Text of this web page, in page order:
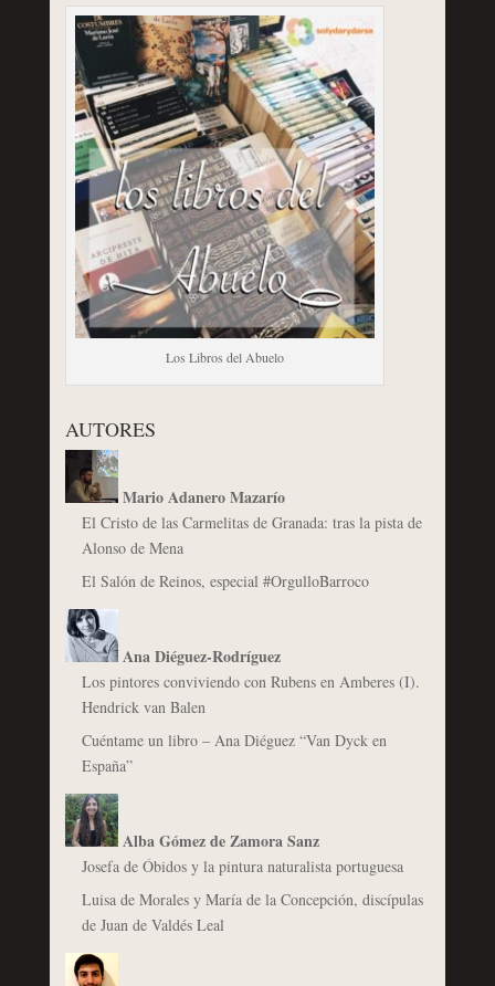
Los Libros del Abuelo
AUTORES
Mario Adanero Mazarío
El Cristo de las Carmelitas de Granada: tras la pista de
Alonso de Mena
El Salón de Reinos, especial #OrgulloBarroco
Ana Diéguez-Rodríguez
Los pintores conviviendo con Rubens en Amberes (I).
Hendrick van Balen
Cuéntame un libro – Ana Diéguez “Van Dyck en
España”
Alba Gómez de Zamora Sanz
Josefa de Óbidos y la pintura naturalista portuguesa
Luisa de Morales y María de la Concepción, discípulas
de Juan de Valdés Leal